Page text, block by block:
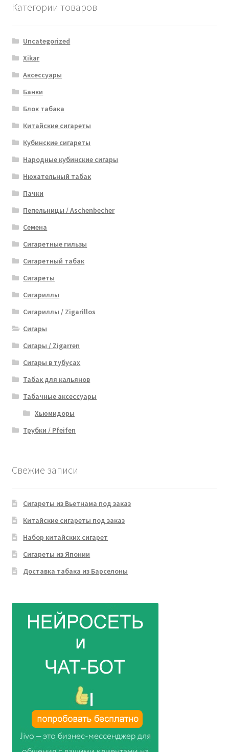
Категории товаров
Uncategorized
Xikar
Аксессуары
Банки
Блок табака
Китайские сигареты
Кубинские сигареты
Народные кубинские сигары
Нюхательный табак
Пачки
Пепельницы / Aschenbecher
Семена
Сигаретные гильзы
Сигаретный табак
Сигареты
Сигариллы
Сигариллы / Zigarillos
Сигары
Сигары / Zigarren
Сигары в тубусах
Табак для кальянов
Табачные аксессуары
Хьюмидоры
Трубки / Pfeifen
Свежие записи
Сигареты из Вьетнама под заказ
Китайские сигареты под заказ
Набор китайских сигарет
Сигареты из Японии
Доставка табака из Барселоны